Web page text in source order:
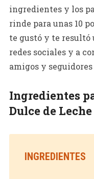
ingredientes y los
rinde para unas 10
te gustó y te
redes sociales y a
amigos y
Ingredientes
Dulce de Leche
INGREDIENTES